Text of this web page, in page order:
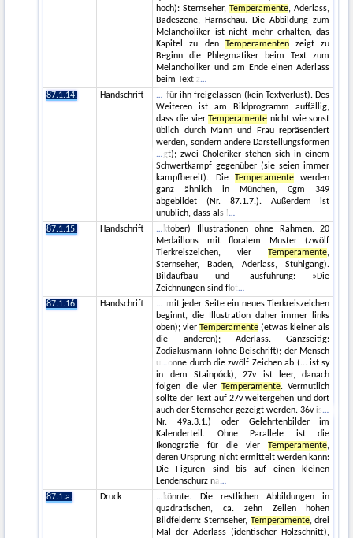
hoch): Sternseher,Temperamente, Aderlass,
Badeszene, Harnschau. Die Abbildung zum
Melancholiker ist nicht mehr erhalten, das
Kapitel zu den Temperamentenzeigt zu
Beginn die Phlegmatiker beim Text zum
Melancholiker und am Ende einen Aderlass
beim Text z
87.1.14.
Handschrift
für ihn freigelassen (kein Textverlust). Des
Weiteren ist am Bildprogramm auffällig,
dass die vierTemperamente nicht wie sonst
üblich durch Mann und Frau repräsentiert
werden, sondern andere Darstellungsformen
gt); zwei Choleriker stehen sich in einem
Schwertkampf gegenüber (sie seien immer
kampfbereit). Die Temperamentewerden
ganz ähnlich in München, Cgm 349
abgebildet (Nr. 87.1.7.). Außerdem ist
unüblich, dass als l
87.1.15.
Handschrift
ktober) Illustrationen ohne Rahmen. 20
Medaillons mit floralem Muster (zwölf
Tierkreiszeichen, vierTemperamente,
Sternseher, Baden, Aderlass, Stuhlgang).
Bildaufbau und -ausführung: »Die
Zeichnungen sind flot
87.1.16.
Handschrift
mit jeder Seite ein neues Tierkreiszeichen
beginnt, die Illustration daher immer links
oben); vierTemperamente (etwas kleiner als
die anderen); Aderlass. Ganzseitig:
Zodiakusmann (ohne Beischrift); der Mensch
u
onne durch die zwölf Zeichen ab (... ist sy
in dem Stainpóck), 27v ist leer, danach
folgen die vierTemperamente. Vermutlich
sollte der Text auf 27v weitergehen und dort
auch der Sternseher gezeigt werden. 36v is
Nr. 49a.3.1.) oder Gelehrtenbilder im
Kalenderteil. Ohne Parallele ist die
Ikonografie für die vierTemperamente,
deren Ursprung nicht ermittelt werden kann:
Die Figuren sind bis auf einen kleinen
Lendenschurz na
87.1.a.
Druck
könnte. Die restlichen Abbildungen in
quadratischen, ca. zehn Zeilen hohen
Bildfeldern: Sternseher, Temperamente, drei
Mal der Aderlass (identischer Holzschnitt),